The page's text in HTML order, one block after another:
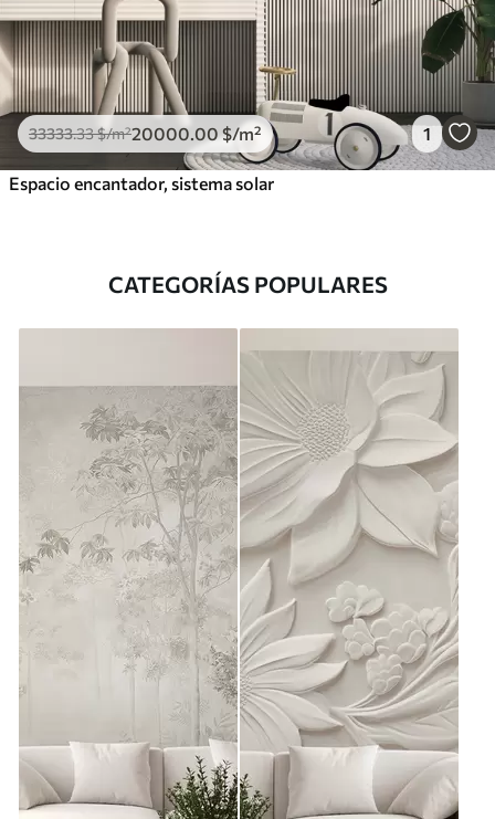
33333.33$/m²20000 .00 $/m² 1
Espacio encantador, sistema solar
CATEGORÍAS POPULARES